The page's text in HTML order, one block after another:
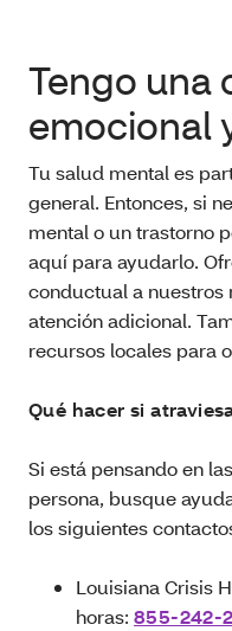
Tengo una
emocional
Tu salud mental es
general. Entonces, si
mental o un trastorno
aquí para ayudarlo.
conductual a
atención adicional.
recursos locales para
Qué hacer si
Si está pensando en
persona, busque
los siguientes
Louisiana Crisis
horas: 855-242-